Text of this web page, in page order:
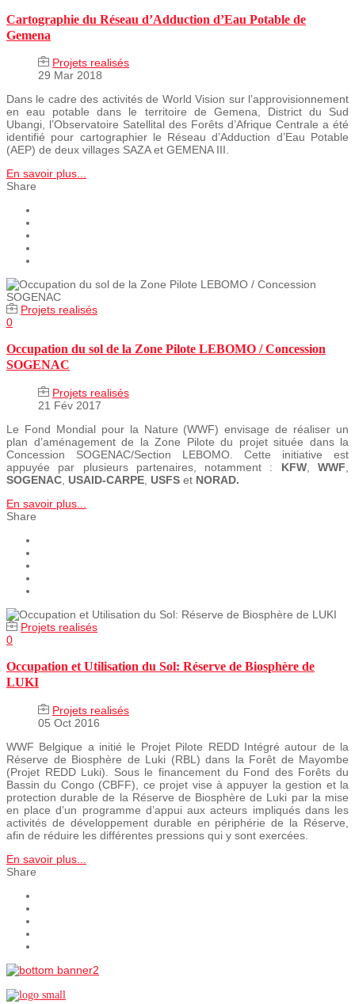
Cartographie du Réseau d’Adduction d’Eau Potable de
Gemena
Projets realisés
29 Mar 2018
Dans le cadre des activités de World Vision sur l’approvisionnement
en eau potable dans le territoire de Gemena, District du Sud
Ubangi, l’Observatoire Satellital des Forêts d’Afrique Centrale a été
identifié pour cartographier le Réseau d’Adduction d’Eau Potable
(AEP) de deux villages SAZA et GEMENA III.
En savoir plus...
Share
Projets realisés
0
Occupation du sol de la Zone Pilote LEBOMO / Concession
SOGENAC
Projets realisés
21 Fév 2017
Le Fond Mondial pour la Nature (WWF) envisage de réaliser un
plan d’aménagement de la Zone Pilote du projet située dans la
Concession SOGENAC/Section LEBOMO. Cette initiative est
appuyée par plusieurs partenaires, notamment : KFW, WWF
SOGENAC USAID-CARPE USFS et NORAD.
En savoir plus...
Share
Projets realisés
0
Occupation et Utilisation du Sol: Réserve de Biosphère de
LUKI
Projets realisés
05 Oct 2016
WWF Belgique a initié le Projet Pilote REDD Intégré autour de la
Réserve de Biosphère de Luki (RBL) dans la Forêt de Mayombe
(Projet REDD Luki). Sous le financement du Fond des Forêts du
Bassin du Congo (CBFF), ce projet vise à appuyer la gestion et la
protection durable de la Réserve de Biosphère de Luki par la mise
en place d’un programme d’appui aux acteurs impliqués dans les
activités de développement durable en périphérie de la Réserve,
afin de réduire les différentes pressions qui y sont exercées.
En savoir plus...
Share